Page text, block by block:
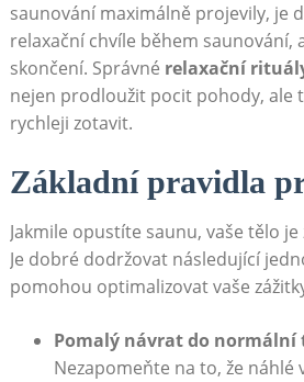
saunování maximálně projevily, je
relaxační chvíle během saunování,
skončení. Správné relaxační
nejen prodloužit pocit pohody, ale
rychleji zotavit.
Základní pravidla
Jakmile opustíte saunu, vaše tělo
Je dobré dodržovat následující
pomohou optimalizovat vaše
Pomalý návrat do normální
Nezapomeňte na to, že náhlé